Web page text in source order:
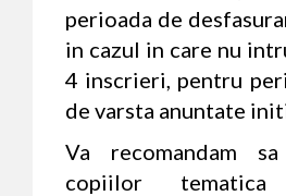
perioada de
in cazul in care nu
4 inscrieri, pentru
de varsta anuntate
Va recomandam
copiilor